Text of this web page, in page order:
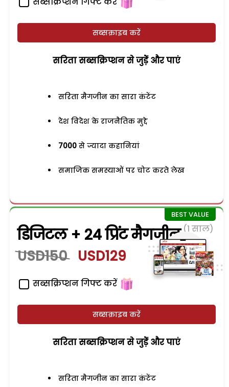
सब्सक्राइब करें
सरिता सब्सक्रिप्शन से जुड़ेें और पाएं
सरिता मैगजीन का सारा कंटेंट
देश विदेश के राजनैतिक मुद्दे
7000 से ज्यादा कहानियां
समाजिक समस्याओं पर चोट करते लेख
डिजिटल + 24 प्रिंट मैगजीन (1 साल)
USD150 USD129
सब्सक्रिप्शन गिफ्ट करें
सब्सक्राइब करें
सरिता सब्सक्रिप्शन से जुड़ेें और पाएं
सरिता मैगजीन का सारा कंटेंट